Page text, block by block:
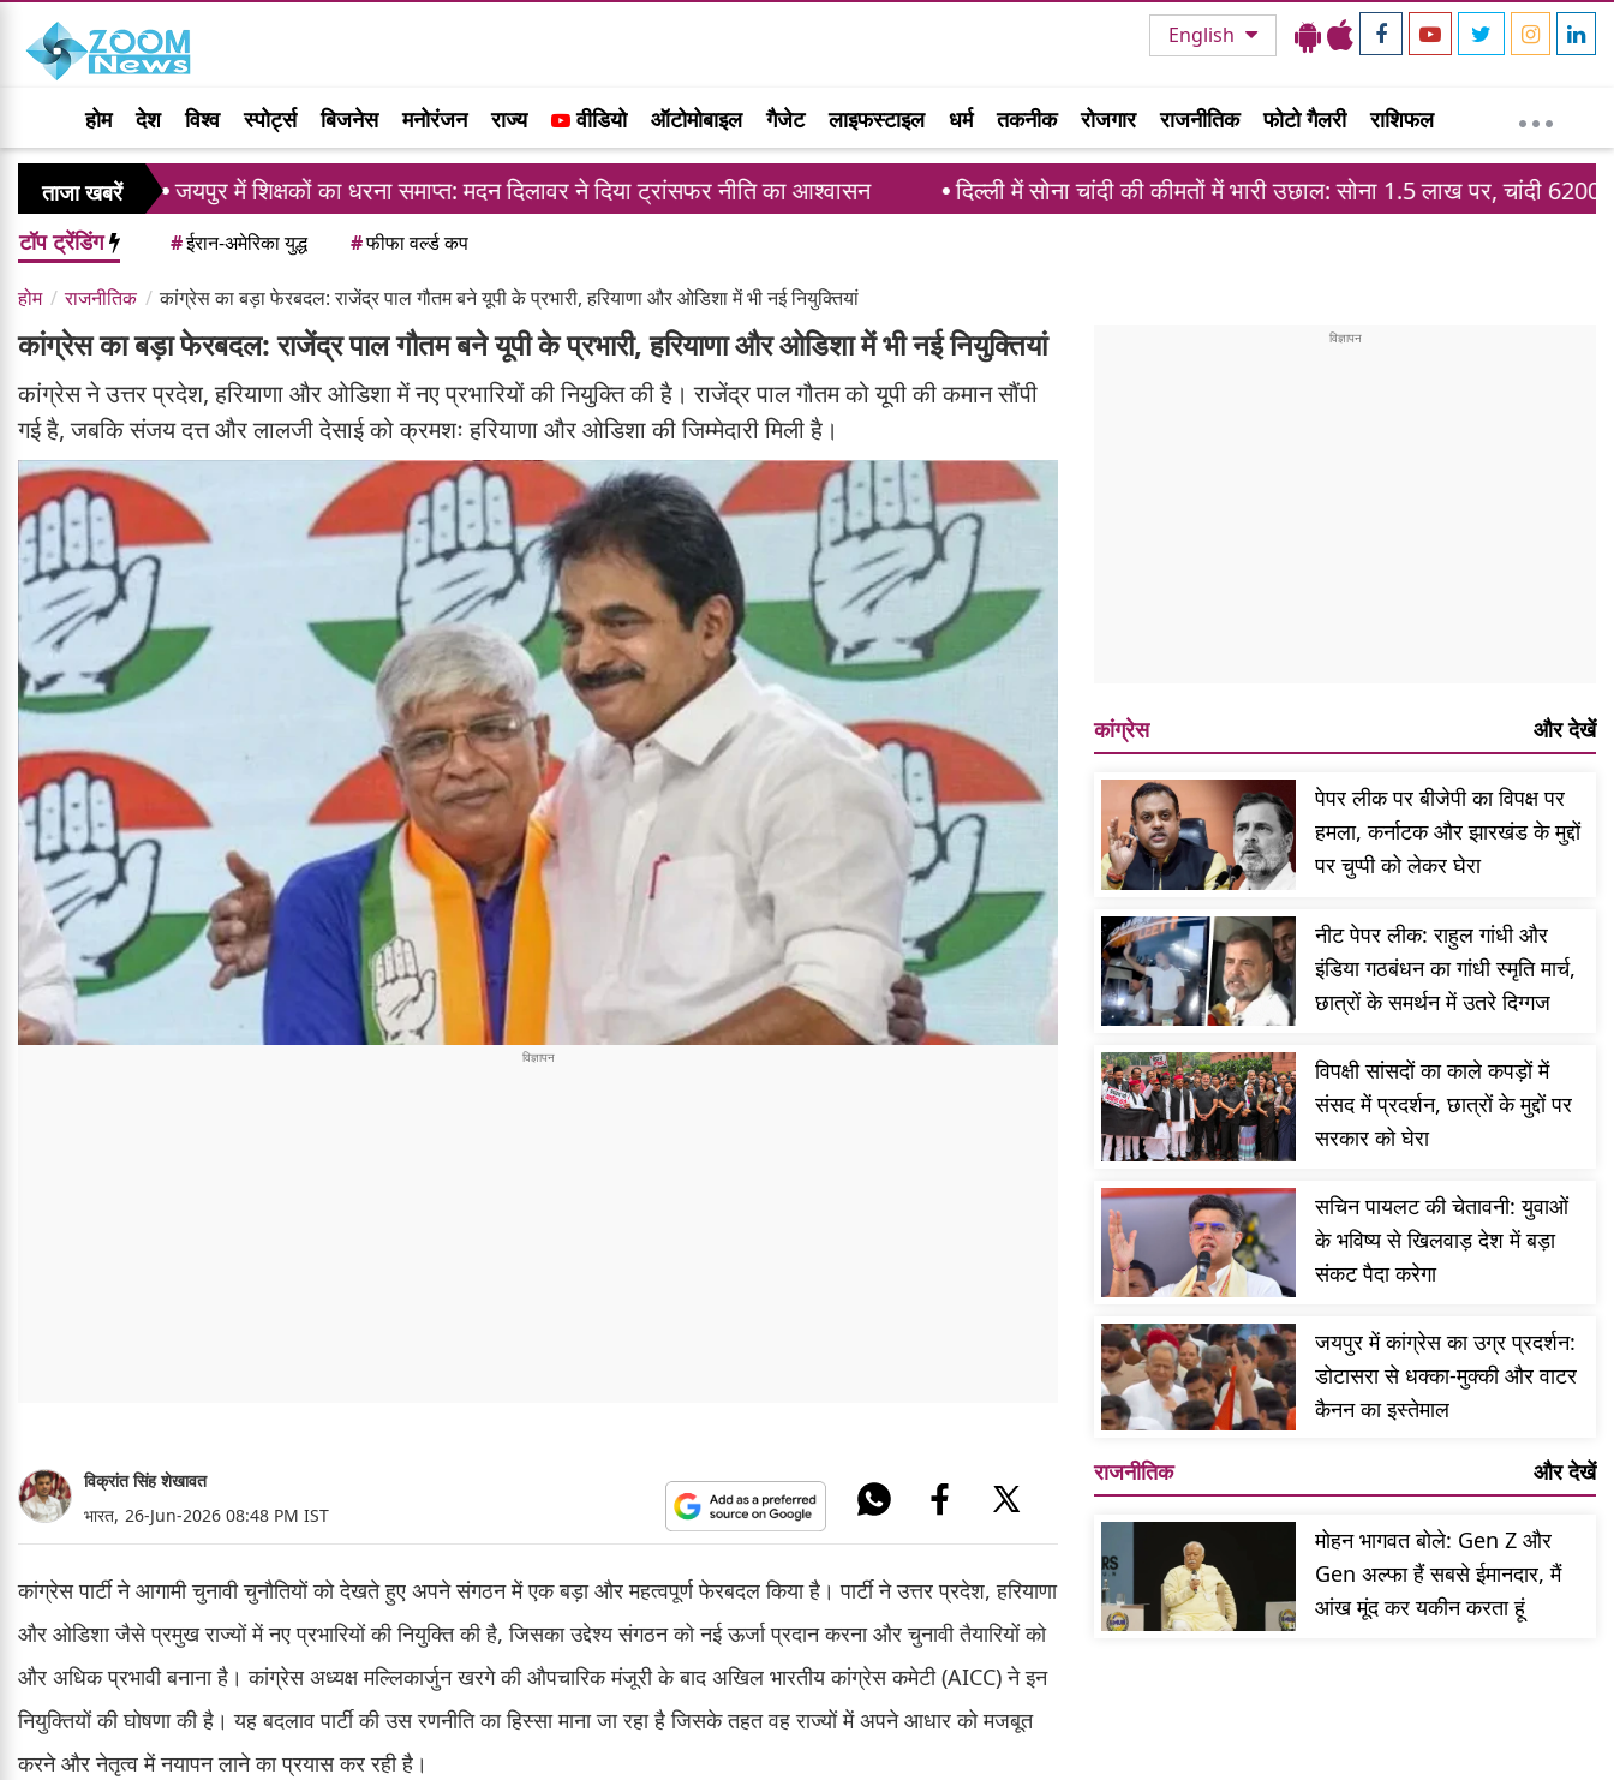
English
होम देश विश्व स्पोर्ट्स बिजनेस मनोरंजन राज्य वीडियो ऑटोमोबाइल गैजेट लाइफस्टाइल धर्म तकनीक रोजगार राजनीतिक फोटो गैलरी राशिफल
ताजा खबरें
जयपुर में शिक्षकों का धरना समाप्त: मदन दिलावर ने दिया ट्रांसफर नीति का आश्वासन दिल्ली में सोना चांदी की कीमतों में भारी उछाल: सोना 1.5 लाख पर, चांदी 6200 रुपये महंगी
टॉप ट्रेंडिंग #ईरान-अमेरिका युद्ध #फीफा वर्ल्ड कप
होम राजनीतिक कांग्रेस का बड़ा फेरबदल: राजेंद्र पाल गौतम बने यूपी के प्रभारी, हरियाणा और ओडिशा में भी नई नियुक्तियां
कांग्रेस का बड़ा फेरबदल: राजेंद्र पाल गौतम बने यूपी के प्रभारी, हरियाणा और ओडिशा में भी नई नियुक्तियां
कांग्रेस ने उत्तर प्रदेश, हरियाणा और ओडिशा में नए प्रभारियों की नियुक्ति की है। राजेंद्र पाल गौतम को यूपी की कमान सौंपी
गई है, जबकि संजय दत्त और लालजी देसाई को क्रमशः हरियाणा और ओडिशा की जिम्मेदारी मिली है।
विक्रांत सिंह शेखावत
भारत, 26-Jun-2026 08:48 PM IST
कांग्रेस पार्टी ने आगामी चुनावी चुनौतियों को देखते हुए अपने संगठन में एक बड़ा और महत्वपूर्ण फेरबदल किया है। पार्टी ने उत्तर प्रदेश, हरियाणा
और ओडिशा जैसे प्रमुख राज्यों में नए प्रभारियों की नियुक्ति की है, जिसका उद्देश्य संगठन को नई ऊर्जा प्रदान करना और चुनावी तैयारियों को
और अधिक प्रभावी बनाना है। कांग्रेस अध्यक्ष मल्लिकार्जुन खरगे की औपचारिक मंजूरी के बाद अखिल भारतीय कांग्रेस कमेटी (AICC) ने इन
नियुक्तियों की घोषणा की है। यह बदलाव पार्टी की उस रणनीति का हिस्सा माना जा रहा है जिसके तहत वह राज्यों में अपने आधार को मजबूत
करने और नेतृत्व में नयापन लाने का प्रयास कर रही है।
कांग्रेस और देखें
पेपर लीक पर बीजेपी का विपक्ष पर
हमला, कर्नाटक और झारखंड के मुद्दों
पर चुप्पी को लेकर घेरा
नीट पेपर लीक: राहुल गांधी और
इंडिया गठबंधन का गांधी स्मृति मार्च,
छात्रों के समर्थन में उतरे दिग्गज
विपक्षी सांसदों का काले कपड़ों में
संसद में प्रदर्शन, छात्रों के मुद्दों पर
सरकार को घेरा
सचिन पायलट की चेतावनी: युवाओं
के भविष्य से खिलवाड़ देश में बड़ा
संकट पैदा करेगा
जयपुर में कांग्रेस का उग्र प्रदर्शन:
डोटासरा से धक्का-मुक्की और वाटर
कैनन का इस्तेमाल
राजनीतिक और देखें
मोहन भागवत बोले: Gen Z और
Gen अल्फा हैं सबसे ईमानदार, मैं
आंख मूंद कर यकीन करता हूं